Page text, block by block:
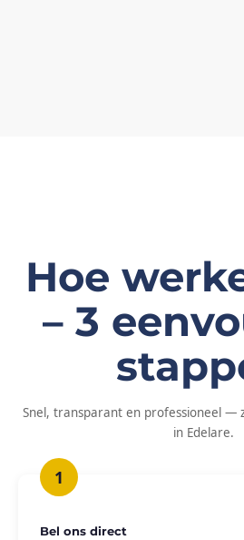
Hoe
– 3
Snel, transparant en professioneel —
in Edelare.
Bel ons direct